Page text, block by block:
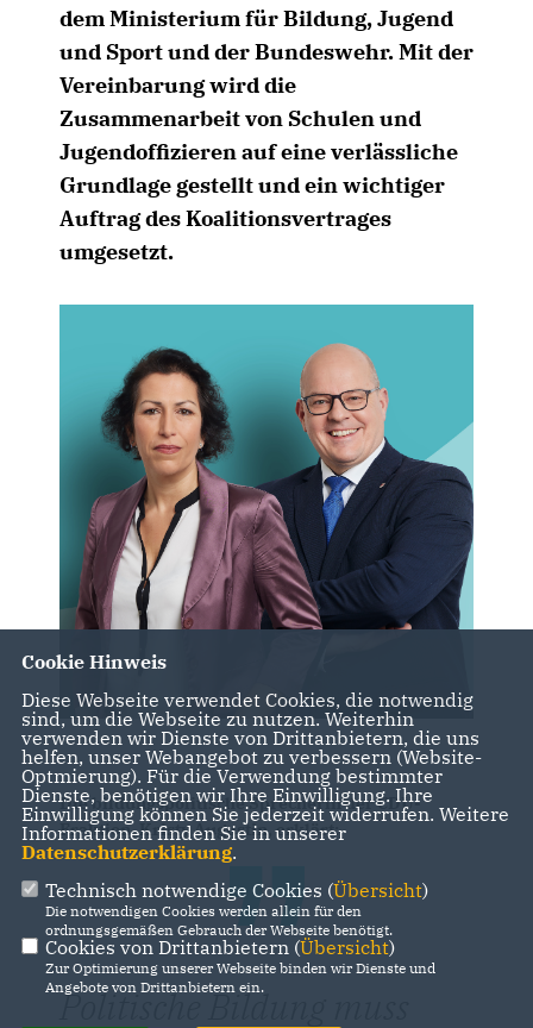
dem Ministerium für Bildung, Jugend
und Sport und der Bundeswehr. Mit der
Vereinbarung wird die
Zusammenarbeit von Schulen und
Jugendoffizieren auf eine verlässliche
Grundlage gestellt und ein wichtiger
Auftrag des Koalitionsvertrages
umgesetzt.
Die bildungspolitische Sprecherin der CDU-
Fraktion, Kristy Augustin, erklärt:
Politische Bildung muss
Cookie Hinweis
Diese Webseite verwendet Cookies, die notwendig
sind, um die Webseite zu nutzen. Weiterhin
verwenden wir Dienste von Drittanbietern, die uns
helfen, unser Webangebot zu verbessern (Website-
Optmierung). Für die Verwendung bestimmter
Dienste, benötigen wir Ihre Einwilligung. Ihre
Einwilligung können Sie jederzeit widerrufen. Weitere
Informationen finden Sie in unserer
Datenschutzerklärung.
Technisch notwendige Cookies (Übersicht)
Die notwendigen Cookies werden allein für den
ordnungsgemäßen Gebrauch der Webseite benötigt.
Cookies von Drittanbietern (Übersicht)
Zur Optimierung unserer Webseite binden wir Dienste und
Angebote von Drittanbietern ein.